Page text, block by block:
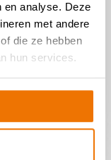
en analyse. Deze
met andere
die ze hebben
hun services.
de winkel.